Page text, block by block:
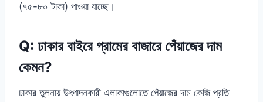
(৭৫-৮০ টাকা) পাওয়া যাচ্ছে।
Q: ঢাকার বাইরে গ্রামের বাজারে পেঁয়াজের দাম
কেমন?
ঢাকার তুলনায় উৎপাদনকারী এলাকাগুলোতে পেঁয়াজের দাম কেজি প্রতি